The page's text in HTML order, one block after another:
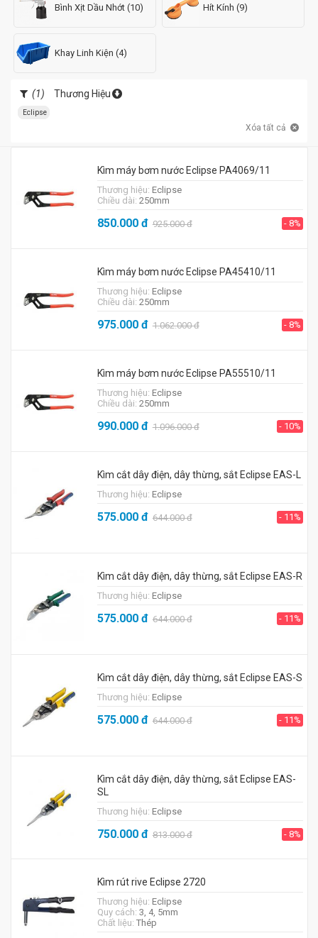
Bình Xịt Dầu Nhớt (10) Hít Kính (9)
Khay Linh Kiện (4)
(1) Thương Hiệu
Eclipse
Xóa tất cả
Kìm máy bơm nước Eclipse PA4069/11
Thương hiệu: Eclipse
Chiều dài: 250mm
850.000đ 925.000đ - 8%
Kìm máy bơm nước Eclipse PA45410/11
Thương hiệu: Eclipse
Chiều dài: 250mm
975.000đ 1.062.000đ - 8%
Kìm máy bơm nước Eclipse PA55510/11
Thương hiệu: Eclipse
Chiều dài: 250mm
990.000đ 1.096.000đ - 10%
Kìm cắt dây điện, dây thừng, sắt Eclipse EAS-L
Thương hiệu: Eclipse
575.000đ 644.000đ - 11%
Kìm cắt dây điện, dây thừng, sắt Eclipse EAS-R
Thương hiệu: Eclipse
575.000đ 644.000đ - 11%
Kìm cắt dây điện, dây thừng, sắt Eclipse EAS-S
Thương hiệu: Eclipse
575.000đ 644.000đ - 11%
Kìm cắt dây điện, dây thừng, sắt Eclipse EAS-
SL
Thương hiệu: Eclipse
750.000đ 813.000đ - 8%
Kìm rút rive Eclipse 2720
Thương hiệu: Eclipse
Quy cách: 3, 4, 5mm
Chất liệu: Thép